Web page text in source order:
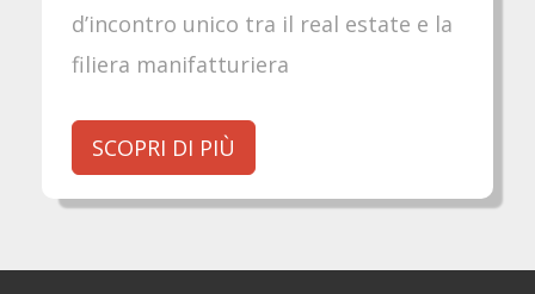
d’incontro unico tra il real estate e la
filiera manifatturiera
SCOPRI DI PIÙ